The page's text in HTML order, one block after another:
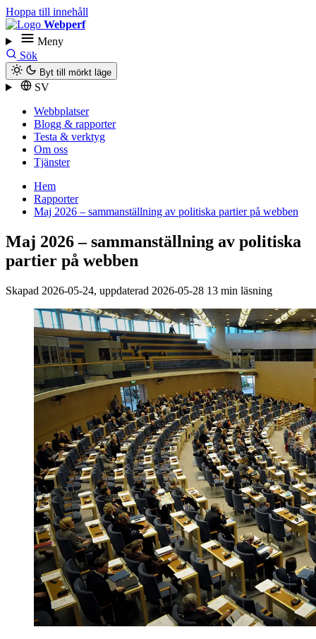
Hoppa till innehåll
Webperf
Meny
Sök
Byt till mörkt läge
SV
Webbplatser
Blogg & rapporter
Testa & verktyg
Om oss
Tjänster
Hem
Rapporter
Maj 2026 – sammanställning av politiska partier på webben
Maj 2026 – sammanställning av politiska
partier på webben
Skapad 2026-05-24, uppdaterad 2026-05-28 13 min läsning